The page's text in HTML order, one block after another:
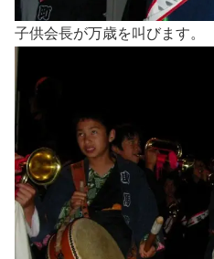
子供会長が万歳を叫びます。